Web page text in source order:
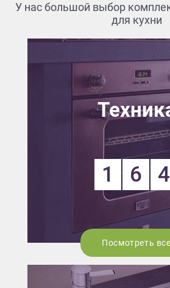
У нас большой выбор
для кухни
1 6 4
Посмотреть все